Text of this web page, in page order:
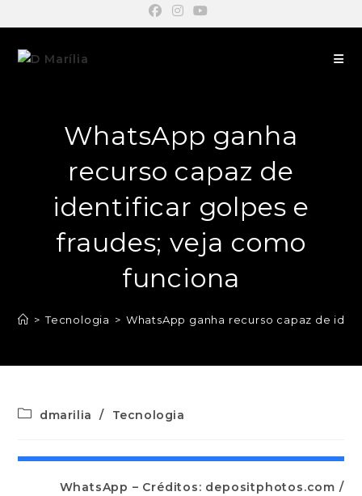
WhatsApp ganha
recurso capaz de
identificar golpes e
fraudes; veja como
funciona
> Tecnologia > WhatsApp ganha recurso capaz de
dmarilia / Tecnologia
WhatsApp – Créditos: depositphotos.com /